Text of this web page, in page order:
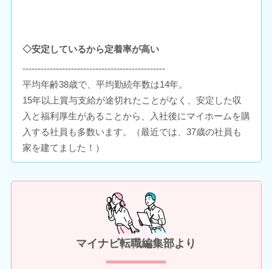
◇安定しているから定着率が高い
-----------------------------------------------
平均年齢38歳で、平均勤続年数は14年。
15年以上賞与支給が途切れたことがなく、安定した収
入と福利厚生があることから、入社後にマイホームを購
入する社員も多数います。（最近では、37歳の社員も
家を建てました！）
マイナビ転職編集部より